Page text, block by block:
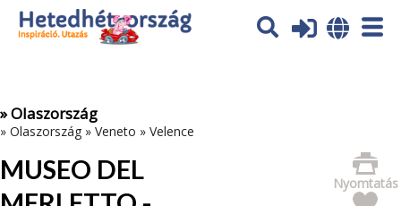
Az oldal sütiket (cookies) használ. További tájékoztatás itt:
Adatvédelmi tájékoztató
» Olaszország
» Olaszország » Veneto » Velence
MUSEO DEL
Nyomtatás